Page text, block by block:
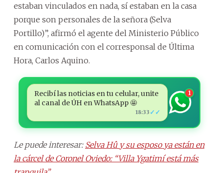
estaban vinculados en nada, sí estaban en la casa
porque son personales de la señora (Selva
Portillo)”, afirmó el agente del Ministerio Público
en comunicación con el corresponsal de Última
Hora, Carlos Aquino.
Recibí las noticias en tu celular, unite
al canal de ÚH en WhatsApp 🤩
18:33 ✓✓
1
Le puede interesar: Selva Hû y su esposo ya están en
la cárcel de Coronel Oviedo: “Villa Ygatimí está más